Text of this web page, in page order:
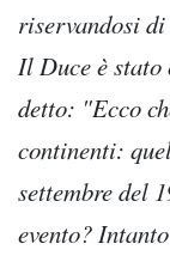
riservandosi
Il Duce è stato
detto: "Ecco
continenti:
settembre del
evento?